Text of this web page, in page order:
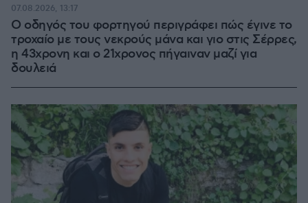
Ο οδηγός του φορτηγού περιγράφει πώς έγινε το
τροχαίο με τους νεκρούς μάνα και γιο στις Σέρρες,
η 43χρονη και ο 21χρονος πήγαιναν μαζί για
δουλειά
07.08.2026, 13:17